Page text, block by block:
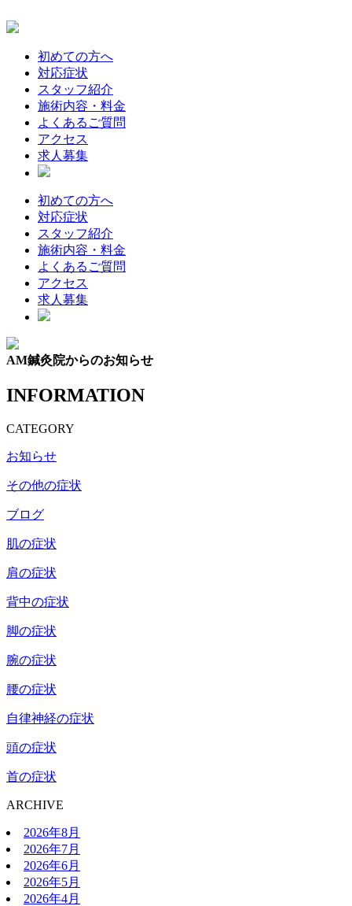
初めての方へ
対応症状
スタッフ紹介
施術内容・料金
よくあるご質問
アクセス
求人募集
初めての方へ
対応症状
スタッフ紹介
施術内容・料金
よくあるご質問
アクセス
求人募集
AM鍼灸院からのお知らせ
INFORMATION
CATEGORY
お知らせ
その他の症状
ブログ
肌の症状
肩の症状
背中の症状
脚の症状
腕の症状
腰の症状
自律神経の症状
頭の症状
首の症状
ARCHIVE
2026年8月
2026年7月
2026年6月
2026年5月
2026年4月